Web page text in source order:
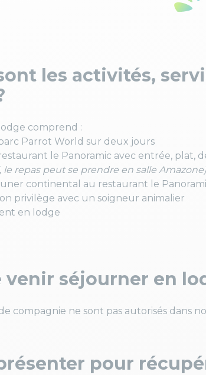
les activités,
comprend :
Parrot World sur deux jours
le Panoramic avec entrée, plat,
repas peut se prendre en salle Amazone)
continental au restaurant le
privilège avec un soigneur animalier
en lodge
venir séjourner en
compagnie ne sont pas autorisés dans
pour